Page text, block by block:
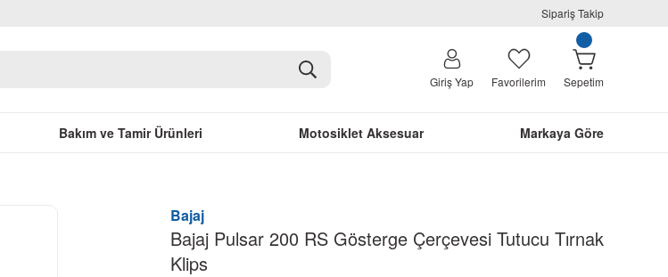
Sipariş Takip
Giriş Yap Favorilerim Sepetim
Bakım ve Tamir Ürünleri Motosiklet Aksesuar Markaya Göre
Bajaj
Bajaj Pulsar 200 RS Gösterge Çerçevesi Tutucu Tırnak
Klips